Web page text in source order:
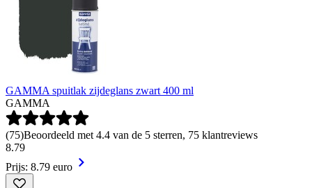
GAMMA spuitlak zijdeglans zwart 400 ml
GAMMA
(75)Beoordeeld met 4.4 van de 5 sterren, 75 klantreviews
8.79
Prijs: 8.79 euro